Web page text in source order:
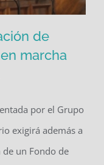
marcha
de
marcha
por el Grupo
exigirá además a
un Fondo de